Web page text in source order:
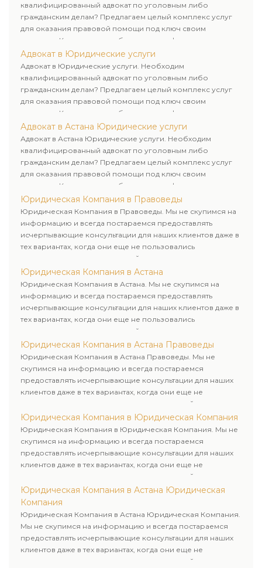
квалифицированный адвокат по уголовным либо
гражданским делам? Предлагаем целый комплекс услуг
для оказания правовой помощи под ключ своим
клиентам. Комплексное обслуживание физических и
юридических лиц. Индивидуальный подход к каждому
клиенту.
Адвокат в Юридические услуги
Адвокат в Юридические услуги. Необходим
квалифицированный адвокат по уголовным либо
гражданским делам? Предлагаем целый комплекс услуг
для оказания правовой помощи под ключ своим
клиентам. Комплексное обслуживание физических и
юридических лиц. Индивидуальный подход к каждому
клиенту.
Адвокат в Астана Юридические услуги
Адвокат в Астана Юридические услуги. Необходим
квалифицированный адвокат по уголовным либо
гражданским делам? Предлагаем целый комплекс услуг
для оказания правовой помощи под ключ своим
клиентам. Комплексное обслуживание физических и
юридических лиц. Индивидуальный подход к каждому
клиенту.
Юридическая Компания в Правоведы
Юридическая Компания в Правоведы. Мы не скупимся на
информацию и всегда постараемся предоставлять
исчерпывающие консультации для наших клиентов даже в
тех вариантах, когда они еще не пользовались
юридическими услугами нашей компании.
Юридическая Компания в Астана
Юридическая Компания в Астана. Мы не скупимся на
информацию и всегда постараемся предоставлять
исчерпывающие консультации для наших клиентов даже в
тех вариантах, когда они еще не пользовались
юридическими услугами нашей компании.
Юридическая Компания в Астана Правоведы
Юридическая Компания в Астана Правоведы. Мы не
скупимся на информацию и всегда постараемся
предоставлять исчерпывающие консультации для наших
клиентов даже в тех вариантах, когда они еще не
пользовались юридическими услугами нашей компании.
Юридическая Компания в Юридическая Компания
Юридическая Компания в Юридическая Компания. Мы не
скупимся на информацию и всегда постараемся
предоставлять исчерпывающие консультации для наших
клиентов даже в тех вариантах, когда они еще не
пользовались юридическими услугами нашей компании.
Юридическая Компания в Астана Юридическая
Компания
Юридическая Компания в Астана Юридическая Компания.
Мы не скупимся на информацию и всегда постараемся
предоставлять исчерпывающие консультации для наших
клиентов даже в тех вариантах, когда они еще не
пользовались юридическими услугами нашей компании.